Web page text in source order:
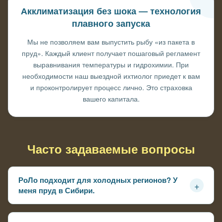
Акклиматизация без шока — технология
плавного запуска
Мы не позволяем вам выпустить рыбу «из пакета в
пруд». Каждый клиент получает пошаговый регламент
выравнивания температуры и гидрохимии. При
необходимости наш выездной ихтиолог приедет к вам
и проконтролирует процесс лично. Это страховка
вашего капитала.
Часто задаваемые вопросы
РоЛо подходит для холодных регионов? У
меня пруд в Сибири.
+